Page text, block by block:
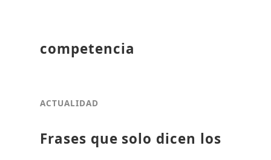
competencia
ACTUALIDAD
Frases que solo dicen los